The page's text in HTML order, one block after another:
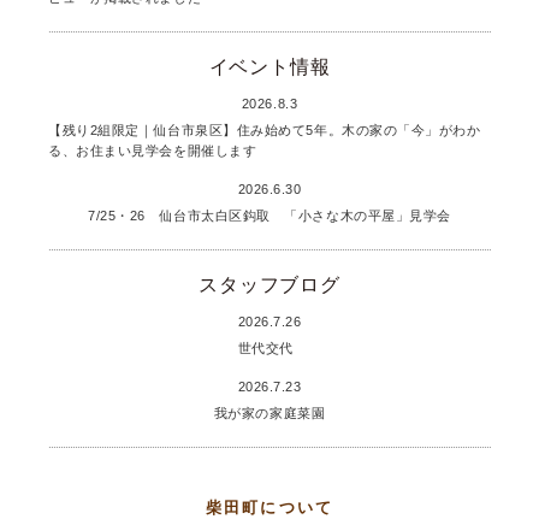
イベント情報
2026.8.3
【残り2組限定｜仙台市泉区】住み始めて5年。木の家の「今」がわか
る、お住まい見学会を開催します
2026.6.30
7/25・26 仙台市太白区鈎取 「小さな木の平屋」見学会
スタッフブログ
2026.7.26
世代交代
2026.7.23
我が家の家庭菜園
柴田町について